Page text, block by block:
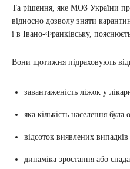
Та рішення, яке МОЗ України
відносно дозволу зняти
і в Івано-Франківську,
Вони щотижня підраховують
завантаженість ліжок у
яка кількість населення
відсоток виявлених
динаміка зростання або